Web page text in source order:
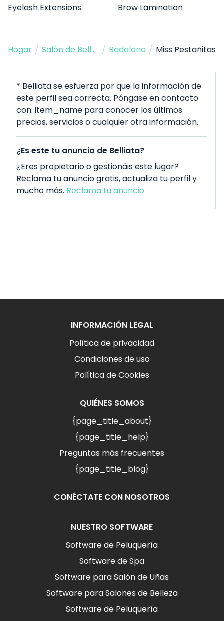
Eyelash Extensions
Brow Lamination
Hogar / Salón de Belleza / Badalona / Miss Pestañitas
* Belliata se esfuerza por que la información de
este perfil sea correcta. Póngase en contacto
con: item_name para conocer los últimos
precios, servicios o cualquier otra información.
¿Es este tu anuncio de Belliata?
¿Eres propietario o gestionáis este lugar?
Reclama tu anuncio gratis, actualiza tu perfil y
mucho más. Reclama tu anuncio
INFORMACIÓN LEGAL
Política de privacidad
Condiciones de uso
Política de Cookies
QUIÉNES SOMOS
{page_title_about}
{page_title_help}
Preguntas más frecuentes
{page_title_blog}
CONÉCTATE CON NOSOTROS
NUESTRO SOFTWARE
Software de Peluquería
Software de Spa
Software para Salón de Uñas
Software para Salones de Belleza
Software de Peluquería